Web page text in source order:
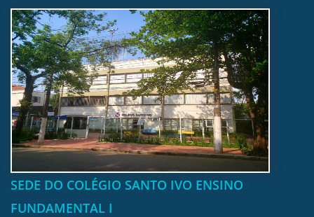
SEDE DO COLÉGIO SANTO IVO ENSINO
FUNDAMENTAL I